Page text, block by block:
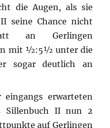
die Augen, als sie
seine Chance nicht
an Gerlingen
mit ½:5½ unter die
sogar deutlich an
erwarteten
Sillenbuch II nun 2
auf Gerlingen